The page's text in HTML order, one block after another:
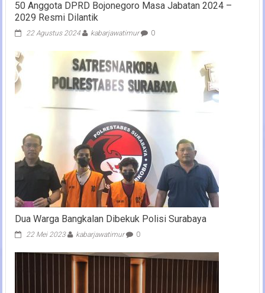
50 Anggota DPRD Bojonegoro Masa Jabatan 2024 –
2029 Resmi Dilantik
22 Agustus 2024 kabarjawatimur 0
Dua Warga Bangkalan Dibekuk Polisi Surabaya
22 Mei 2023 kabarjawatimur 0